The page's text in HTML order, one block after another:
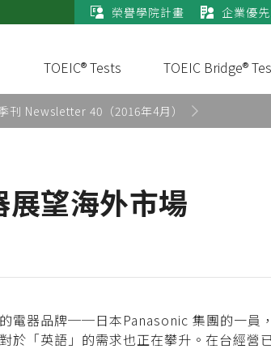
榮譽學院計畫 企業優
TOEIC® Tests TOEIC Bridge®
刊 Newsletter 40（2016年4月）
望海外市場
電器品牌──日本Panasonic 集團的一員
於「英語」的需求也正在攀升。在台經營